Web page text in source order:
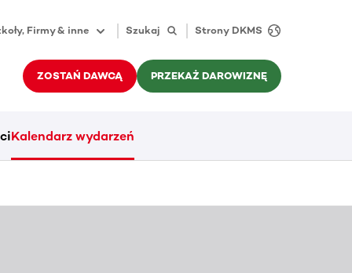
Firmy & inne Szukaj Strony DKMS
ZOSTAŃ DAWCĄ PRZEKAŻ DAROWIZNĘ
Kalendarz wydarzeń